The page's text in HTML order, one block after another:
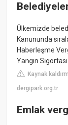
Ülkemizde
Kanununda
Haberleşme
Yangın
Kaynak
dergipark.org.tr
Emlak